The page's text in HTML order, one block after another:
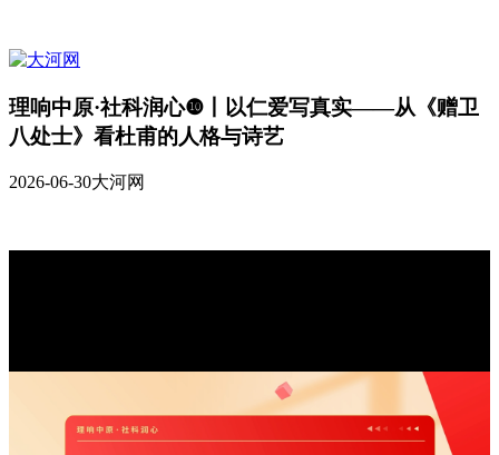
理响中原·社科润心❿丨以仁爱写真实——从《赠卫
八处士》看杜甫的人格与诗艺
2026-06-30大河网